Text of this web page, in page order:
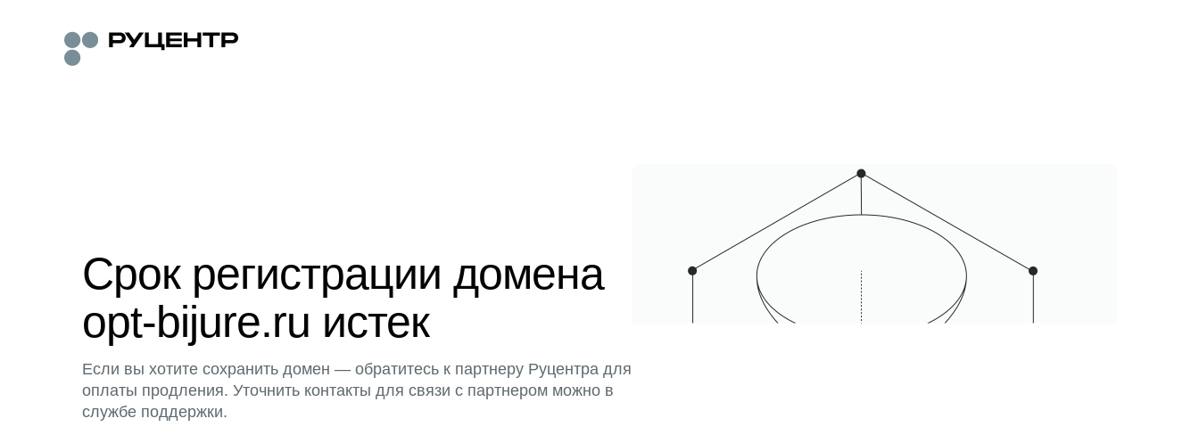
Срок регистрации домена
opt-bijure.ru истек
Если вы хотите сохранить домен — обратитесь к партнеру Руцентра для
оплаты продления. Уточнить контакты для связи с партнером можно в
службе поддержки.